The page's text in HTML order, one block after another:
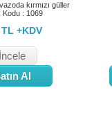
kırmızı güller
Kodu : 1069
+KDV
İncele
Al